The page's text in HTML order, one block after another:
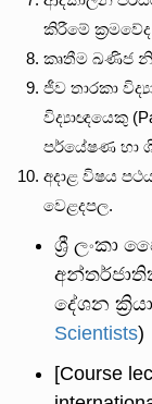
කිරීමේ
කෘතීම ඛණිජ
ජීව තාරකා
විද්‍යාඥයෙකු
පර්යේෂණ හා
අදාළ විෂය
වෙළදපල.
ශ්‍රී ලංකා
දේශන
Scientists)
[Course